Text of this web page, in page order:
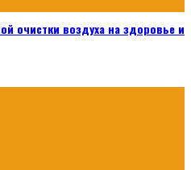
очистки воздуха на здоровье и